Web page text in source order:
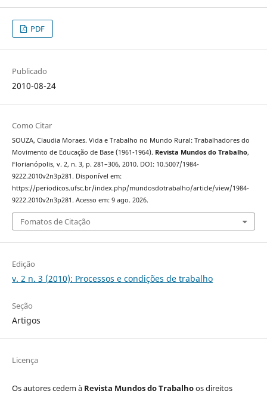
PDF
Publicado
2010-08-24
Como Citar
SOUZA, Claudia Moraes. Vida e Trabalho no Mundo Rural: Trabalhadores do
Movimento de Educação de Base (1961-1964). Revista Mundos do Trabalho,
Florianópolis, v. 2, n. 3, p. 281–306, 2010. DOI: 10.5007/1984-
9222.2010v2n3p281. Disponível em:
https://periodicos.ufsc.br/index.php/mundosdotrabalho/article/view/1984-
9222.2010v2n3p281. Acesso em: 9 ago. 2026.
Fomatos de Citação
Edição
v. 2 n. 3 (2010): Processos e condições de trabalho
Seção
Artigos
Licença
Os autores cedem à Revista Mundos do Trabalhoos direitos